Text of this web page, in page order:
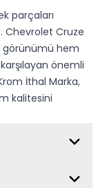
parçaları
Chevrolet Cruze
görünümü hem
karşılayan önemli
İthal Marka,
kalitesini